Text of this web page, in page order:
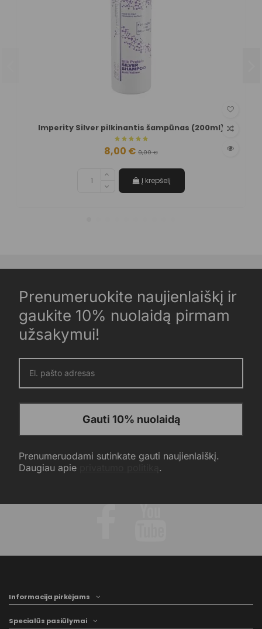
Imperity Silver pilkinantis šampūnas (200ml)
8,00 € 9,00 €
Į krepšelį
Prenumeruokite naujienlaiškį ir
gaukite 10% nuolaidą pirmam
užsakymui!
Gauti 10% nuolaidą
Prenumeruodami sutinkate gauti naujienlaiškį.
Daugiau apie
.
Informacija pirkėjams
Specialūs pasiūlymai